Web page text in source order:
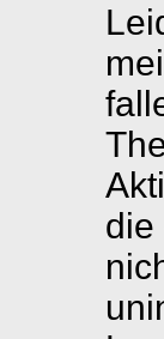
die